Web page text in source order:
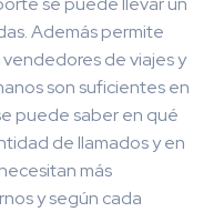
Además permite
de viajes y
son suficientes en
puede saber en qué
de llamados y en
más
y según cada